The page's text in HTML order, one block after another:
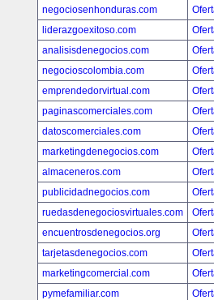
negociosenhonduras.com
liderazgoexitoso.com
analisisdenegocios.com
negocioscolombia.com
emprendedorvirtual.com
paginascomerciales.com
datoscomerciales.com
marketingdenegocios.com
almaceneros.com
publicidadnegocios.com
ruedasdenegociosvirtuales.com
encuentrosdenegocios.org
tarjetasdenegocios.com
marketingcomercial.com
pymefamiliar.com